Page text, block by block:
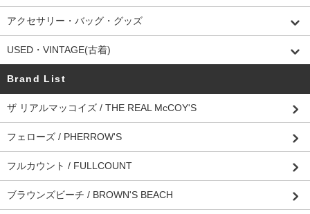
アクセサリー・バッグ・グッズ
USED・VINTAGE(古着)
Brand List
ザ リアルマッコイズ / THE REAL McCOY'S
フェローズ / PHERROW'S
フルカウント / FULLCOUNT
ブラウンズビーチ / BROWN'S BEACH